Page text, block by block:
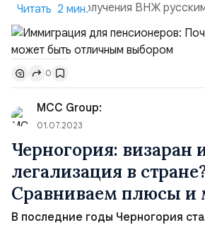
страной для получения ВНЖ
Климат и природа Одним из главных
Черногории является ее
потрясающая природа.
обеспечивает мягкую зиму и теплое
Черногорию идеальным местом для
наслаждаться солнц...
Читать 2 мин.
0
MCC Group:
01.07.2023
Черногория: визаран
легализация в
Сравниваем плюсы и
В последние годы Черногория